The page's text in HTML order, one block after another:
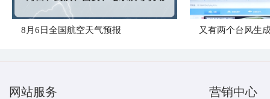
8月6日全国航空天气预报 又有两个台风生
网站服务 营销中心